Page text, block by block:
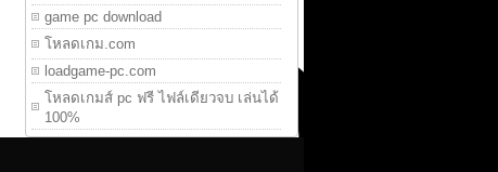
game pc download
โหลดเกม.com
loadgame-pc.com
โหลดเกมส์ pc ฟรี ไฟล์เดียวจบ เล่นได้
100%